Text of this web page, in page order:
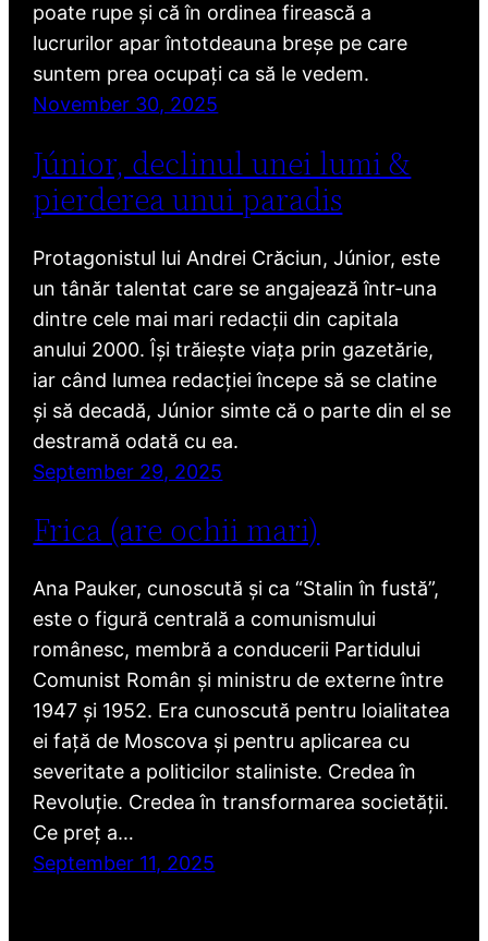
poate rupe și că în ordinea firească a
lucrurilor apar întotdeauna breșe pe care
suntem prea ocupați ca să le vedem.
November 30, 2025
Júnior, declinul unei lumi &
pierderea unui paradis
Protagonistul lui Andrei Crăciun, Júnior, este
un tânăr talentat care se angajează într-una
dintre cele mai mari redacții din capitala
anului 2000. Își trăiește viața prin gazetărie,
iar când lumea redacției începe să se clatine
și să decadă, Júnior simte că o parte din el se
destramă odată cu ea.
September 29, 2025
Frica (are ochii mari)
Ana Pauker, cunoscută și ca “Stalin în fustă”,
este o figură centrală a comunismului
românesc, membră a conducerii Partidului
Comunist Român și ministru de externe între
1947 și 1952. Era cunoscută pentru loialitatea
ei față de Moscova și pentru aplicarea cu
severitate a politicilor staliniste. Credea în
Revoluție. Credea în transformarea societății.
Ce preț a…
September 11, 2025